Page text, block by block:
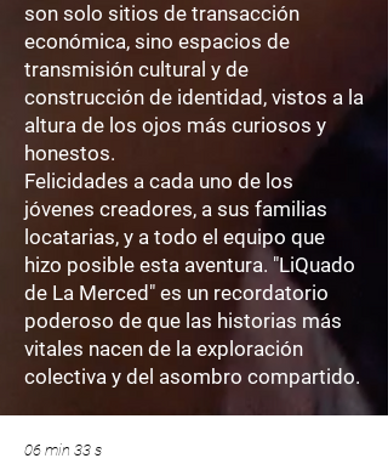
son solo sitios de transacción
económica, sino espacios de
transmisión cultural y de
construcción de identidad, vistos a la
altura de los ojos más curiosos y
honestos.
Felicidades a cada uno de los
jóvenes creadores, a sus familias
locatarias, y a todo el equipo que
hizo posible esta aventura. "LiQuado
de La Merced" es un recordatorio
poderoso de que las historias más
vitales nacen de la exploración
colectiva y del asombro compartido.
06 min 33 s